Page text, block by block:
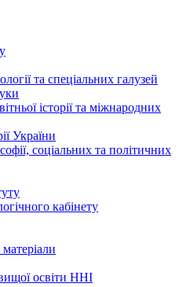
та спеціальних галузей
історії та міжнародних
України
соціальних та політичних
кабінету
освіти ННІ